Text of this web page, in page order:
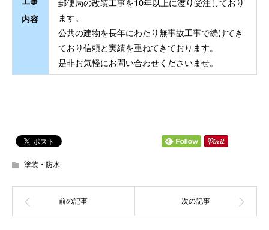
内容
郵便局の改装工事を10年以上に渡り受注しており
ます。
公共の建物を長年にわたり無事故工事で続けてき
ており信頼と実績を重ねてきております。
是非お気軽にお問い合わせくださいませ。
塗装・防水